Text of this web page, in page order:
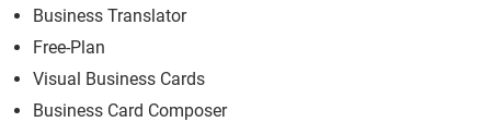
Business Translator
Free-Plan
Visual Business Cards
Business Card Composer